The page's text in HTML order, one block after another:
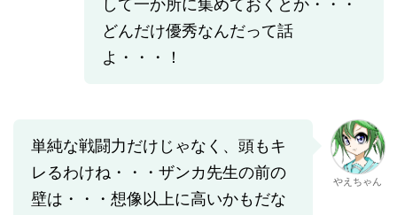
して一か所に集めておくとか・・・
どんだけ優秀なんだって話
よ・・・！
単純な戦闘力だけじゃなく、頭もキ
レるわけね・・・ザンカ先生の前の
壁は・・・想像以上に高いかもだな
やえちゃん